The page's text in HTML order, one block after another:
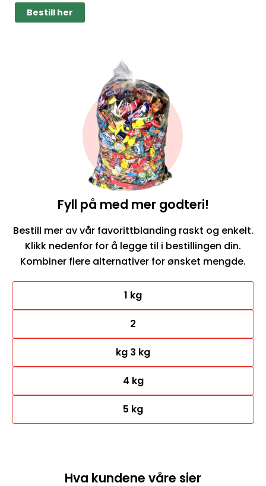
Bestill her
Fyll på med mer godteri!
Bestill mer av vår favorittblanding raskt og enkelt.
Klikk nedenfor for å legge til i bestillingen din.
Kombiner flere alternativer for ønsket mengde.
1 kg
2
kg 3 kg
4 kg
5 kg
Hva kundene våre sier